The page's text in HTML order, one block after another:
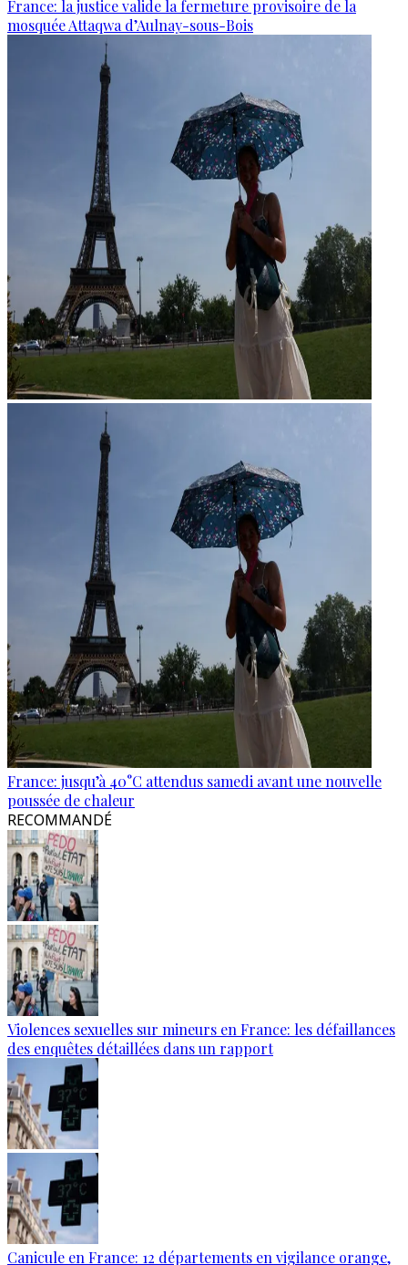
France: la justice valide la fermeture provisoire de la
mosquée Attaqwa d’Aulnay-sous-Bois
France: jusqu’à 40°C attendus samedi avant une nouvelle
poussée de chaleur
RECOMMANDÉ
Violences sexuelles sur mineurs en France: les défaillances
des enquêtes détaillées dans un rapport
Canicule en France: 12 départements en vigilance orange,